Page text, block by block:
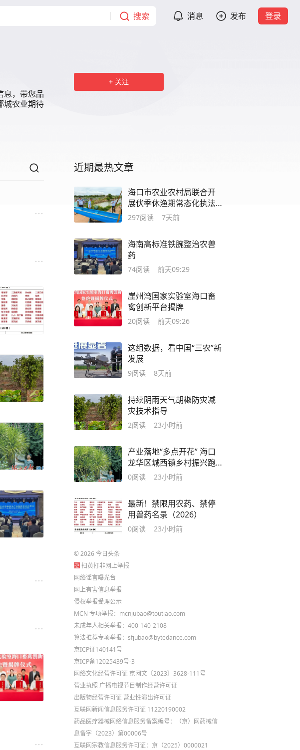
搜索 消息 发布 登录
息，带您品
城农业期待
关注
近期最热文章
海口市农业农村局联合开
展伏季休渔期常态化执法
巡查工作
297阅读 7天前
海南高标准铁腕整治农兽
药
74阅读 前天09:29
崖州湾国家实验室海口畜
禽创新平台揭牌
20阅读 前天09:26
这组数据，看中国“三农”新
发展
9阅读 8天前
持续阴雨天气胡椒防灾减
灾技术指导
2阅读 23小时前
产业落地“多点开花” 海口
龙华区城西镇乡村振兴跑
出加速度
0阅读 23小时前
最新！禁限用农药、禁停
用兽药名录（2026）
0阅读 23小时前
©2026今日头条
扫黄打非网上举报
网络谣言曝光台
网上有害信息举报
侵权举报受理公示
MCN 专项举报：mcnjubao@toutiao.com
未成年人相关举报：400-140-2108
算法推荐专项举报：sfjubao@bytedance.com
京ICP证140141号
京ICP备12025439号-3
网络文化经营许可证 京网文〔2023〕3628-111号
营业执照 广播电视节目制作经营许可证
出版物经营许可证 营业性演出许可证
互联网新闻信息服务许可证 11220190002
药品医疗器械网络信息服务备案编号：（京）网药械信
息备字（2023）第00006号
互联网宗教信息服务许可证：京（2025）0000021